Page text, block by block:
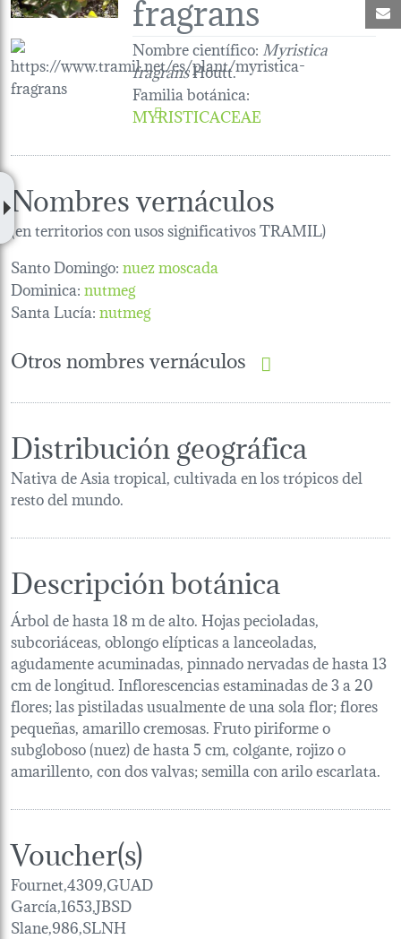
Nombre científico: Myristica
fragransHoutt.
Familia botánica:
MYRISTICACEAE
Nombres vernáculos
(en territorios con usos significativos TRAMIL)
Santo Domingo:nuez moscada
Dominica:nutmeg
Santa Lucía:nutmeg
Otros nombres vernáculos
Distribución geográfica
Nativa de Asia tropical, cultivada en los trópicos del
resto del mundo.
Descripción botánica
Árbol de hasta 18 m de alto. Hojas pecioladas,
subcoriáceas, oblongo elípticas a lanceoladas,
agudamente acuminadas, pinnado nervadas de hasta 13
cm de longitud. Inflorescencias estaminadas de 3 a 20
flores; las pistiladas usualmente de una sola flor; flores
pequeñas, amarillo cremosas. Fruto piriforme o
subgloboso (nuez) de hasta 5 cm, colgante, rojizo o
amarillento, con dos valvas; semilla con arilo escarlata.
Voucher(s)
Fournet,4309,GUAD
García,1653,JBSD
Slane,986,SLNH